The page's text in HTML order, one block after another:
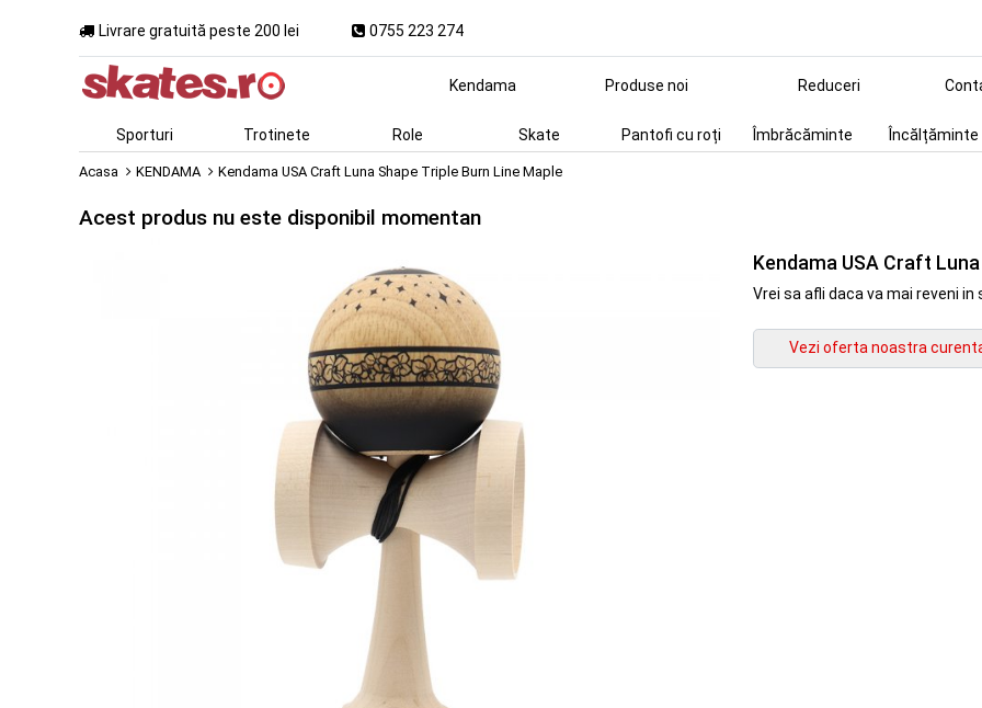
Livrare gratuită peste 200 lei 0755 223 274
Kendama Produse noi Reduceri
Sporturi Trotinete Role Skate Pantofi cu roți Îmbrăcăminte Încălțăminte
Acasa KENDAMA Kendama USA Craft Luna Shape Triple Burn Line Maple
Acest produs nu este disponibil momentan
Kendama USA Craft
Vrei sa afli daca va mai reveni